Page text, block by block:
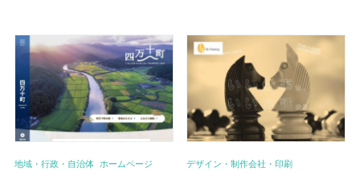
地域・行政・自治体 ホームページ デザイン・制作会社・印刷